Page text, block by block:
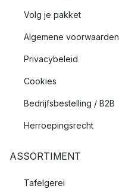
Volg je pakket
Algemene voorwaarden
Privacybeleid
Cookies
Bedrijfsbestelling / B2B
Herroepingsrecht
ASSORTIMENT
Tafelgerei